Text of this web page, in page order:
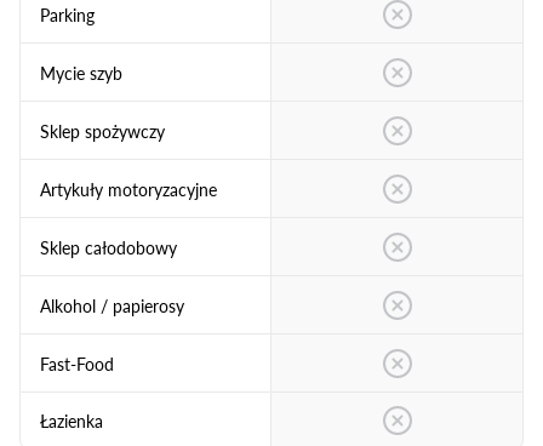
Parking
Mycie szyb
Sklep spożywczy
Artykuły motoryzacyjne
Sklep całodobowy
Alkohol / papierosy
Fast-Food
Łazienka